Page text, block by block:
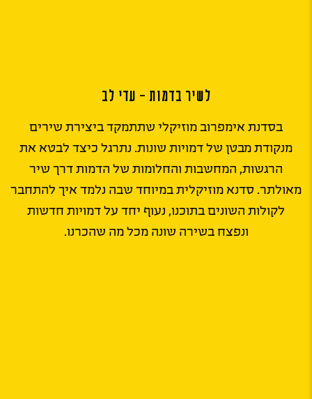
לשיר בדמות – עדי לב
בסדנת אימפרוב מוזיקלי שתתמקד ביצירת שירים
מנקודת מבטן של דמויות שונות. נתרגל כיצד לבטא את
הרגשות, המחשבות והחלומות של הדמות דרך שיר
מאולתר. סדנא מוזיקלית במיוחד שבה נלמד איך להתחבר
לקולות השונים בתוכנו, נעוף יחד על דמויות חדשות
ונפצח בשירה שונה מכל מה שהכרנו.